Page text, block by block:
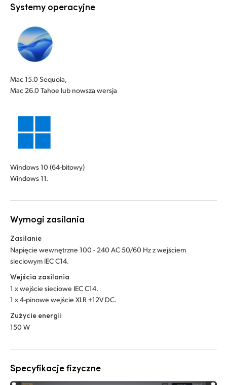
Systemy operacyjne
Mac 15.0 Sequoia,
Mac 26.0 Tahoe lub nowsza wersja
Windows 10 (64-bitowy)
Windows 11.
Wymogi zasilania
Zasilanie
Napięcie wewnętrzne 100 - 240 AC 50/60 Hz z wejściem
sieciowym IEC C14.
Wejścia zasilania
1 x wejście sieciowe IEC C14.
1 x 4-pinowe wejście XLR +12V DC.
Zużycie energii
150 W
Specyfikacje fizyczne